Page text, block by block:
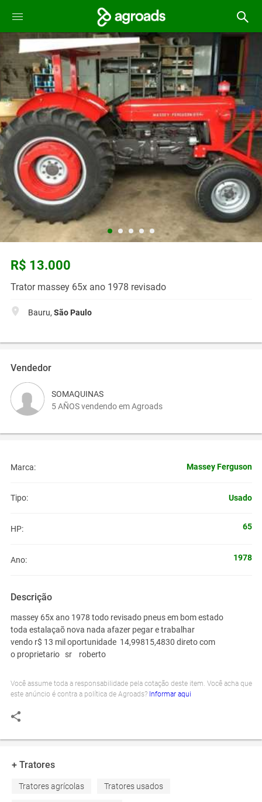
R$ 13.000
Trator massey 65x ano 1978 revisado
Bauru, São Paulo
Vendedor
SOMAQUINAS
5 AÑOS vendendo em Agroads
Marca: Massey Ferguson
Tipo: Usado
HP: 65
Ano: 1978
Descrição
massey 65x ano 1978 todo revisado pneus em bom estado
toda estalaçaõ nova nada afazer pegar e trabalhar
vendo r$ 13 mil oportunidade 14,99815,4830 direto com
o proprietario sr roberto
Você assume toda a responsabilidade pela cotação deste item. Você acha que
este anúncio é contra a política de Agroads? Informar aqui
+ Tratores
Tratores agrícolas Tratores usados